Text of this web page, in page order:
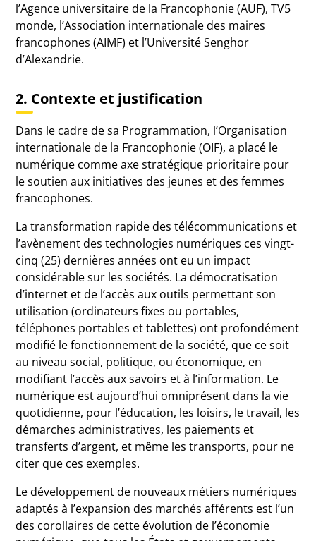
l’Agence universitaire de la Francophonie (AUF), TV5
monde, l’Association internationale des maires
francophones (AIMF) et l’Université Senghor
d’Alexandrie.
2. Contexte et justification
Dans le cadre de sa Programmation, l’Organisation
internationale de la Francophonie (OIF), a placé le
numérique comme axe stratégique prioritaire pour
le soutien aux initiatives des jeunes et des femmes
francophones.
La transformation rapide des télécommunications et
l’avènement des technologies numériques ces vingt-
cinq (25) dernières années ont eu un impact
considérable sur les sociétés. La démocratisation
d’internet et de l’accès aux outils permettant son
utilisation (ordinateurs fixes ou portables,
téléphones portables et tablettes) ont profondément
modifié le fonctionnement de la société, que ce soit
au niveau social, politique, ou économique, en
modifiant l’accès aux savoirs et à l’information. Le
numérique est aujourd’hui omniprésent dans la vie
quotidienne, pour l’éducation, les loisirs, le travail, les
démarches administratives, les paiements et
transferts d’argent, et même les transports, pour ne
citer que ces exemples.
Le développement de nouveaux métiers numériques
adaptés à l’expansion des marchés afférents est l’un
des corollaires de cette évolution de l’économie